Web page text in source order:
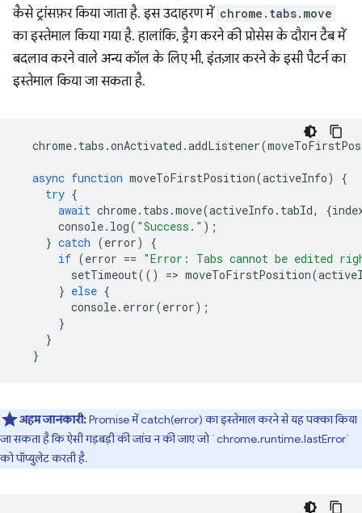
कैसे ट्रांसफ़र किया जाता है. इस उदाहरण में chrome.tabs.move
का इस्तेमाल किया गया है. हालांकि, ड्रैग करने की प्रोसेस के दौरान टैब में
बदलाव करने वाले अन्य कॉल के लिए भी, इंतज़ार करने के इसी पैटर्न का
इस्तेमाल किया जा सकता है.
chrome. tabs .onActivated .addListener(
async function moveToFirstPosition(activeInfo)
{
try {
await chrome. tabs .move(activeInfo . tabId, {
console. log( "Success." );
} catch (error)
{
if (error == "Error: Tabs cannot be edited
setTimeout(() => moveToFirstPosition(
} else {
console. error(error);
}
}
}
अहम जानकारी:Promise में catch(error) का इस्तेमाल करने से यह पक्का किया
जा सकता है कि ऐसी गड़बड़ी की जांच न की जाए जो `chrome.runtime.lastError`
को पॉप्युलेट करती है.